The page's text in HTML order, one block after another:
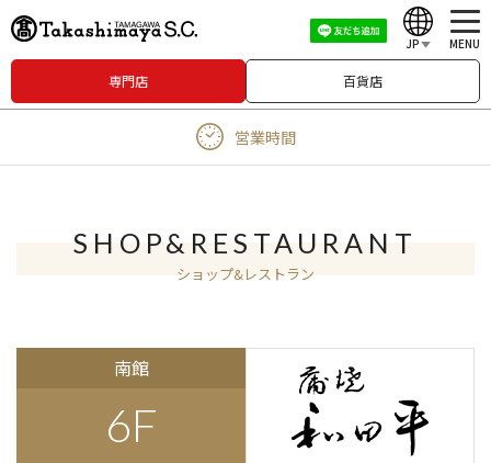
専門店 百貨店
JP
English
한국어
MENU
営業時間
SHOP&RESTAURANT
ショップ&レストラン
南館
6F